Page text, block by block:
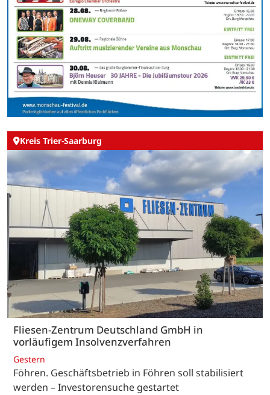
Kreis Trier-Saarburg
Fliesen-Zentrum Deutschland GmbH in
vorläufigem Insolvenzverfahren
Gestern
Föhren. Geschäftsbetrieb in Föhren soll stabilisiert
werden – Investorensuche gestartet